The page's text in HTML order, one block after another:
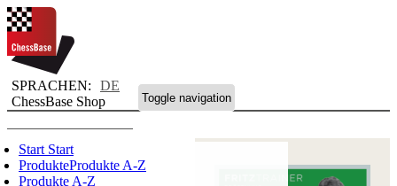
SPRACHEN:
DE
ChessBase Shop
Toggle navigation
Start Start
ProdukteProdukte A-Z
Produkte A-Z